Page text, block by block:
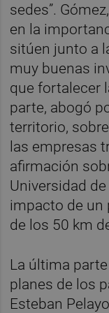
sedes”.
en la
sitúen junto a
muy buenas
que fortalecer
parte, abogó
territorio,
las empresas
afirmación
Universidad de
impacto de un
de los 50 km
La última
planes de los
Esteban